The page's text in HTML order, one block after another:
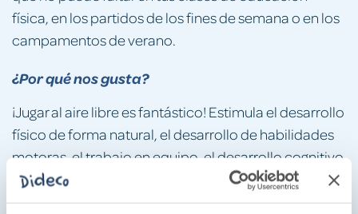
física, en los partidos de los fines de semana o en los
campamentos de verano.
¿Por qué nos gusta?
¡Jugar al aire libre es fantástico! Estimula el desarrollo
físico de forma natural, el desarrollo de habilidades
motoras, el trabajo en equipo, el desarrollo cognitivo
y el pensamiento lógico.